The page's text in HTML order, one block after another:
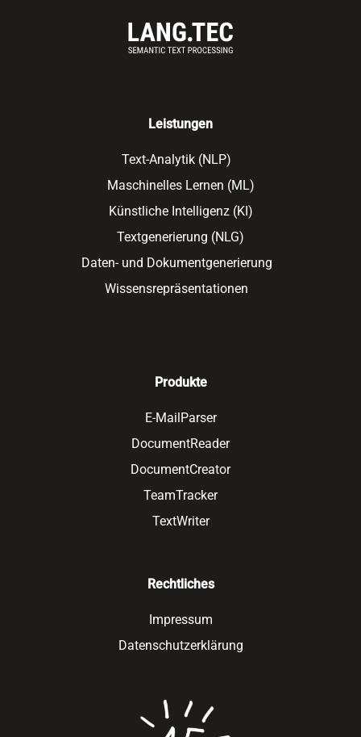
Leistungen
Text-Analytik (NLP)
Maschinelles Lernen (ML)
Künstliche Intelligenz (KI)
Textgenerierung (NLG)
Daten- und Dokumentgenerierung
Wissensrepräsentationen
Produkte
E-MailParser
DocumentReader
DocumentCreator
TeamTracker
TextWriter
Rechtliches
Impressum
Datenschutzerklärung